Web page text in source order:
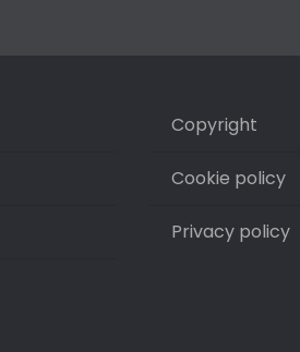
Copyright
Cookie policy
Privacy policy